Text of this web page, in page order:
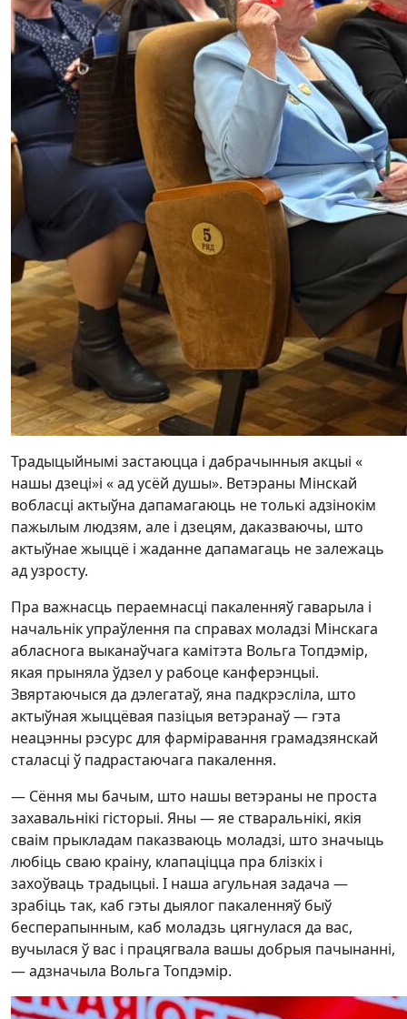
Традыцыйнымі застаюцца і дабрачынныя акцыі «
нашы дзеці»і « ад усёй душы». Ветэраны Мінскай
вобласці актыўна дапамагаюць не толькі адзінокім
пажылым людзям, але і дзецям, даказваючы, што
актыўнае жыццё і жаданне дапамагаць не залежаць
ад узросту.
Пра важнасць пераемнасці пакаленняў гаварыла і
начальнік упраўлення па справах моладзі Мінскага
абласнога выканаўчага камітэта Вольга Топдэмір,
якая прыняла ўдзел у рабоце канферэнцыі.
Звяртаючыся да дэлегатаў, яна падкрэсліла, што
актыўная жыццёвая пазіцыя ветэранаў — гэта
неацэнны рэсурс для фарміравання грамадзянскай
сталасці ў падрастаючага пакалення.
— Сёння мы бачым, што нашы ветэраны не проста
захавальнікі гісторыі. Яны — яе стваральнікі, якія
сваім прыкладам паказваюць моладзі, што значыць
любіць сваю краіну, клапаціцца пра блізкіх і
захоўваць традыцыі. І наша агульная задача —
зрабіць так, каб гэты дыялог пакаленняў быў
бесперапынным, каб моладзь цягнулася да вас,
вучылася ў вас і працягвала вашы добрыя пачынанні,
— адзначыла Вольга Топдэмір.